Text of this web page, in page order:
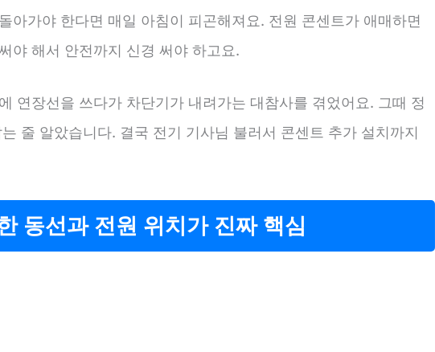
아가야 한다면 매일 아침이 피곤해져요. 전원 콘센트가 애매하면
야 해서 안전까지 신경 써야 하고요.
연장선을 쓰다가 차단기가 내려가는 대참사를 겪었어요. 그때 정
줄 알았습니다. 결국 전기 기사님 불러서 콘센트 추가 설치까지
동선과 전원 위치가 진짜 핵심